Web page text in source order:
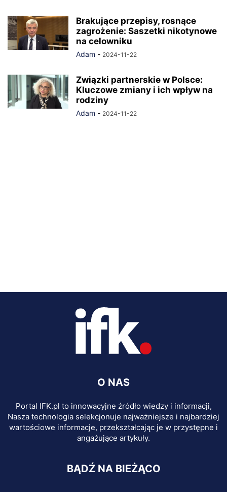
Brakujące przepisy, rosnące
zagrożenie: Saszetki nikotynowe
na celowniku
Adam - 2024-11-22
Związki partnerskie w Polsce:
Kluczowe zmiany i ich wpływ na
rodziny
Adam - 2024-11-22
O NAS
Portal IFK.pl to innowacyjne źródło wiedzy i informacji,
Nasza technologia selekcjonuje najważniejsze i najbardziej
wartościowe informacje, przekształcając je w przystępne i
angażujące artykuły.
BĄDŹ NA BIEŻĄCO